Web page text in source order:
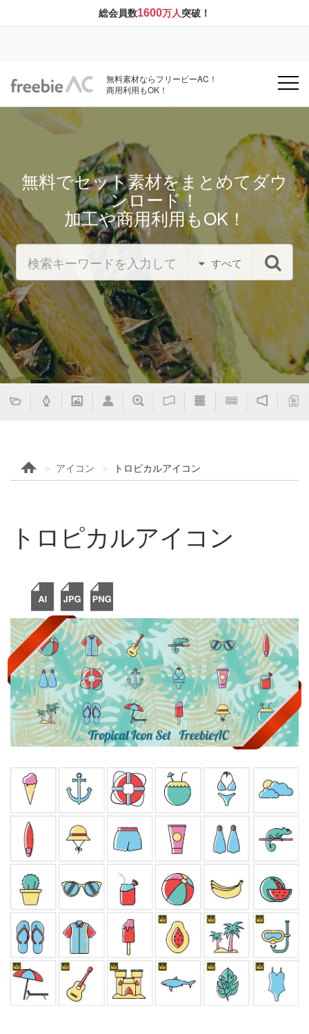
総会員数1600万人突破！
無料素材ならフリービーAC！
商用利用もOK！
無料でセット素材をまとめてダウ
ンロード！
加工や商用利用もOK！
すべて
アイコン トロピカルアイコン
トロピカルアイコン